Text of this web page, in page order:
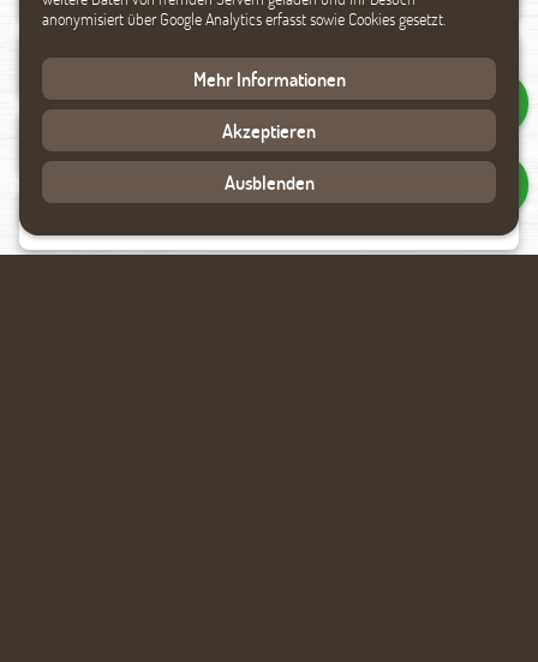
anonymisiert über Google Analytics erfasst sowie Cookies gesetzt.
Mehr Informationen
Akzeptieren
Ausblenden